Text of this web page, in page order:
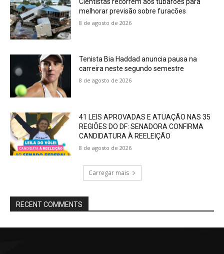
melhorar previsão sobre furacões
8 de agosto de 2026
Tenista Bia Haddad anuncia pausa na
carreira neste segundo semestre
8 de agosto de 2026
41 LEIS APROVADAS E ATUAÇÃO NAS 35
REGIÕES DO DF: SENADORA CONFIRMA
CANDIDATURA À REELEIÇÃO
8 de agosto de 2026
Carregar mais
RECENT COMMENTS